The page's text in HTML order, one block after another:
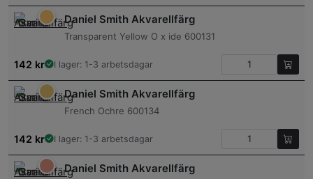
Daniel Smith Akvarellfärg
Transparent Yellow O x ide 600131
142 kr I lager: 1-3 arbetsdagar
Daniel Smith Akvarellfärg
French Ochre 600134
142 kr I lager: 1-3 arbetsdagar
Daniel Smith Akvarellfärg